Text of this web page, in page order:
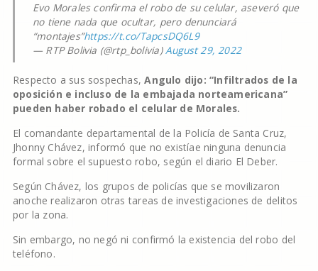
Evo Morales confirma el robo de su celular, aseveró que
no tiene nada que ocultar, pero denunciará
“montajes”https://t.co/TapcsDQ6L9
— RTP Bolivia (@rtp_bolivia)August 29, 2022
Respecto a sus sospechas,Angulo dijo: “Infiltrados de la
oposición e incluso de la embajada norteamericana”
pueden haber robado el celular de Morales.
El comandante departamental de la Policía de Santa Cruz,
Jhonny Chávez, informó que no existíae ninguna denuncia
formal sobre el supuesto robo, según el diario El Deber.
Según Chávez, los grupos de policías que se movilizaron
anoche realizaron otras tareas de investigaciones de delitos
por la zona.
Sin embargo, no negó ni confirmó la existencia del robo del
teléfono.